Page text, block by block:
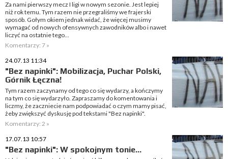
Za nami pierwszy mecz I ligi w nowym sezonie. Jest lepiej
niż rok temu. Tym razem nie przegraliśmy we frajerski
sposób. Gołym okiem jednak widać, że więcej musimy
wymagać od nowych ofensywnych zawodników albo i nawet
liczyć na ostatnie tego...
Komentarzy: 7 »
24.07.13 11:34
"Bez napinki": Mobilizacja, Puchar Polski,
Górnik Łęczna!
Tym razem zaczynamy od tego co się wydarzy, a kończymy
na tym co się wydarzyło. Zapraszamy do komentowania i
liczmy, że zaczniecie nam podpowiadać o czym mamy pisać,
żeby zwiększyć dyskusję pod tekstami "Bez napinki".
Komentarzy: 2 »
17.07.13 10:57
"Bez napinki": W spokojnym tonie...